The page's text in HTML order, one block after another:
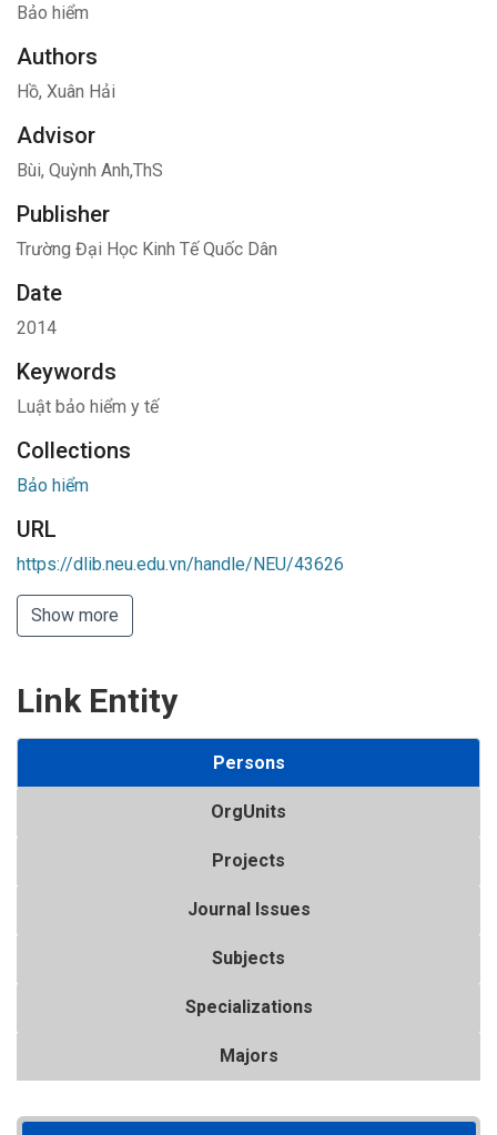
Bảo hiểm
Authors
Hồ, Xuân Hải
Advisor
Bùi, Quỳnh Anh,ThS
Publisher
Trường Đại Học Kinh Tế Quốc Dân
Date
2014
Keywords
Luật bảo hiểm y tế
Collections
Bảo hiểm
URL
https://dlib.neu.edu.vn/handle/NEU/43626
Show more
Link Entity
Persons
OrgUnits
Projects
Journal Issues
Subjects
Specializations
Majors